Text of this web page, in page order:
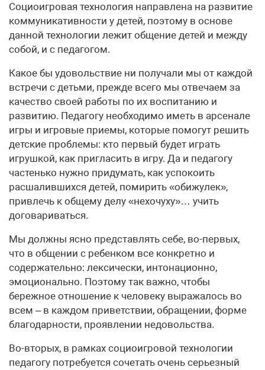
Социоигровая технология направлена на развитие
коммуникативности у детей, поэтому в основе
данной технологии лежит общение детей и между
собой, и с педагогом.
Какое бы удовольствие ни получали мы от каждой
встречи с детьми, прежде всего мы отвечаем за
качество своей работы по их воспитанию и
развитию. Педагогу необходимо иметь в арсенале
игры и игровые приемы, которые помогут решить
детские проблемы: кто первый будет играть
игрушкой, как пригласить в игру. Да и педагогу
частенько нужно придумать, как успокоить
расшалившихся детей, помирить «обижулек»,
привлечь к общему делу «нехочуху»… учить
договариваться.
Мы должны ясно представлять себе, во-первых,
что в общении с ребенком все конкретно и
содержательно: лексически, интонационно,
эмоционально. Поэтому так важно, чтобы
бережное отношение к человеку выражалось во
всем – в каждом приветствии, обращении, форме
благодарности, проявлении недовольства.
Во-вторых, в рамках социоигровой технологии
педагогу потребуется сочетать очень серьезный